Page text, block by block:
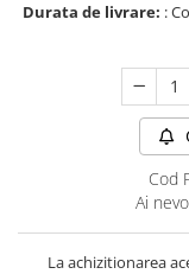
Durata de livrare: :
Cod
Ai
La achizitionarea